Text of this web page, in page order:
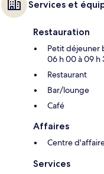
Services et
Restauration
Petit déjeuner
06 h 00 à 09 h
Restaurant
Bar/lounge
Café
Affaires
Centre
Services